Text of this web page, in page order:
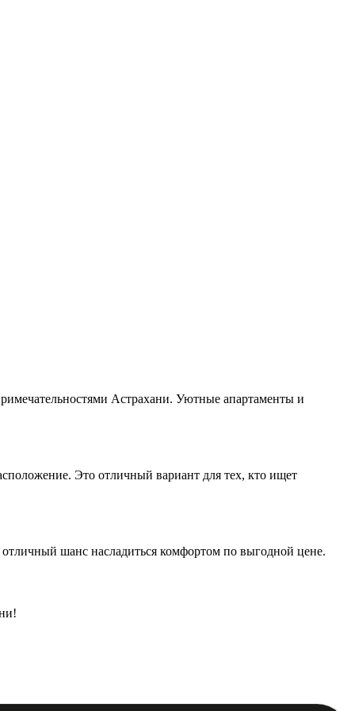
Астрахани. Уютные апартаменты и
Это отличный вариант для тех, кто ищет
шанс насладиться комфортом по выгодной цене.